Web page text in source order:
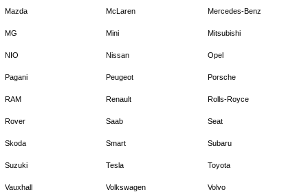
Mazda McLaren Mercedes-Benz
MG Mini Mitsubishi
NIO Nissan Opel
Pagani Peugeot Porsche
RAM Renault Rolls-Royce
Rover Saab Seat
Skoda Smart Subaru
Suzuki Tesla Toyota
Vauxhall Volkswagen Volvo